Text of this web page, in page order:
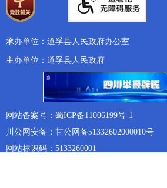
承办单位：道孚县人民政府办公室
主办单位：道孚县人民政府
网站备案号：蜀ICP备11006199号-1
川公网安备：甘公网备51332602000010号
网站标识码：5133260001